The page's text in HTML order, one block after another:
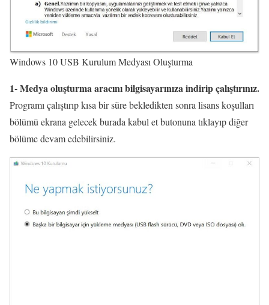
Windows 10 USB Kurulum Medyası Oluşturma
1-Medya oluşturma aracını bilgisayarınıza indirip çalıştırınız.
Programı çalıştırıp kısa bir süre bekledikten sonra lisans koşulları
bölümü ekrana gelecek burada kabul et butonuna tıklayıp diğer
bölüme devam edebilirsiniz.